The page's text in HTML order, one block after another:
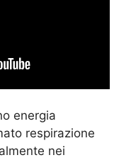
energia
respirazione
nei